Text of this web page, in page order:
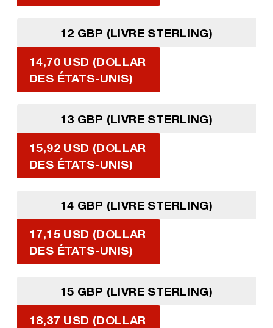
12 GBP (LIVRE STERLING)
14,70 USD (DOLLAR
DES ÉTATS-UNIS)
13 GBP (LIVRE STERLING)
15,92 USD (DOLLAR
DES ÉTATS-UNIS)
14 GBP (LIVRE STERLING)
17,15 USD (DOLLAR
DES ÉTATS-UNIS)
15 GBP (LIVRE STERLING)
18,37 USD (DOLLAR